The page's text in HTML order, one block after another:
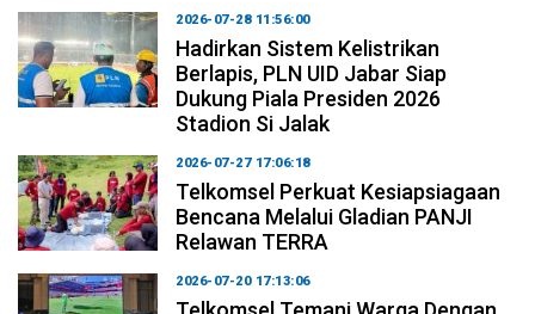
2026-07-28 11:56:00
Hadirkan Sistem Kelistrikan
Berlapis, PLN UID Jabar Siap
Dukung Piala Presiden 2026
Stadion Si Jalak
2026-07-27 17:06:18
Telkomsel Perkuat Kesiapsiagaan
Bencana Melalui Gladian PANJI
Relawan TERRA
2026-07-20 17:13:06